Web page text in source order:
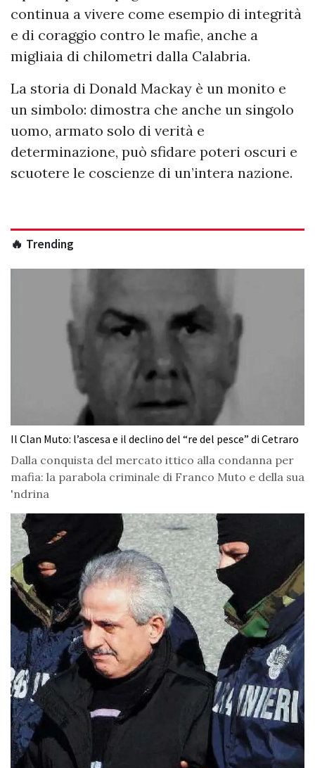
continua a vivere come esempio di integrità
e di coraggio contro le mafie, anche a
migliaia di chilometri dalla Calabria.
La storia di Donald Mackay è un monito e
un simbolo: dimostra che anche un singolo
uomo, armato solo di verità e
determinazione, può sfidare poteri oscuri e
scuotere le coscienze di un’intera nazione.
🔥 Trending
Il Clan Muto: l’ascesa e il declino del “re del pesce” di Cetraro
Dalla conquista del mercato ittico alla condanna per
mafia: la parabola criminale di Franco Muto e della sua
'ndrina